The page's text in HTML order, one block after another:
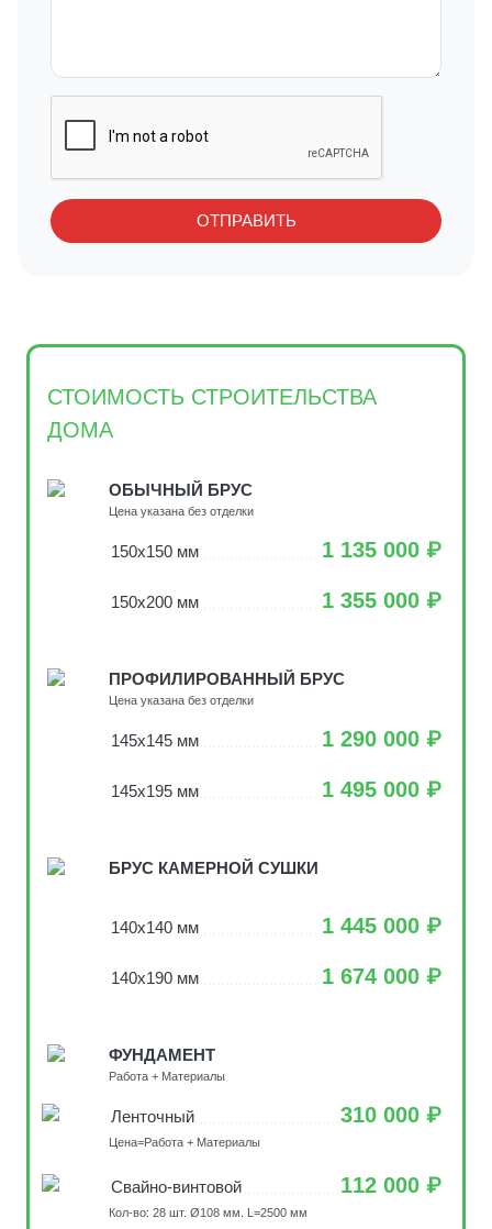
СТОИМОСТЬ СТРОИТЕЛЬСТВА
ДОМА
ОБЫЧНЫЙ БРУС
Цена указана без отделки
150х150 мм 1 135 000 ₽
150х200 мм 1 355 000 ₽
ПРОФИЛИРОВАННЫЙ БРУС
Цена указана без отделки
145х145 мм 1 290 000 ₽
145х195 мм 1 495 000 ₽
БРУС КАМЕРНОЙ СУШКИ
140х140 мм 1 445 000 ₽
140х190 мм 1 674 000 ₽
ФУНДАМЕНТ
Работа + Материалы
Ленточный 310 000 ₽
Цена=Работа + Материалы
Свайно-винтовой 112 000 ₽
Кол-во: 28 шт. Ø108 мм. L=2500 мм